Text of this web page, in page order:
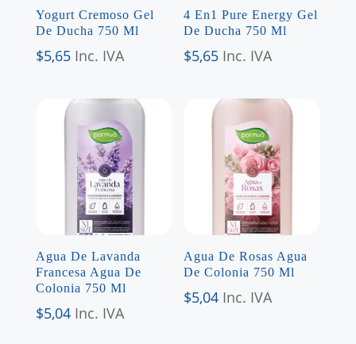
Yogurt Cremoso Gel
De Ducha 750 Ml
$5,65 Inc. IVA
4 En1 Pure Energy Gel
De Ducha 750 Ml
$5,65 Inc. IVA
Agua De Lavanda
Francesa Agua De
Colonia 750 Ml
$5,04 Inc. IVA
Agua De Rosas Agua
De Colonia 750 Ml
$5,04 Inc. IVA